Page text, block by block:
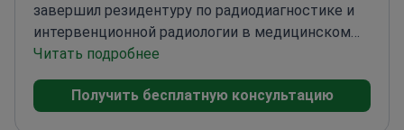
завершил резидентуру по радиодиагностике и
интервенционной радиологии в медицинском
факультете Джеррахпаша в 2002 году.
радиологии и телерадиологии, а также
Читать подробнее
Получить бесплатную консультацию